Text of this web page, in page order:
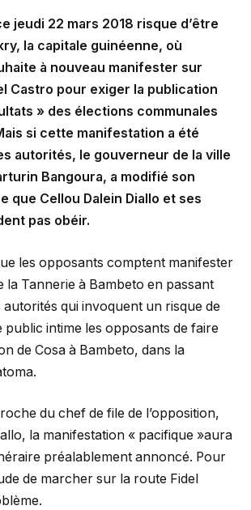
jeudi 22 mars 2018 risque d’être
la capitale guinéenne, où
à nouveau manifester sur
Castro pour exiger la publication
» des élections communales
si cette manifestation a été
autorités, le gouverneur de la ville
Bangoura, a modifié son
que Cellou Dalein Diallo et ses
pas obéir.
les opposants comptent manifester
la Tannerie à Bambeto en passant
autorités qui invoquent un risque de
public intime les opposants de faire
de Cosa à Bambeto, dans la
du chef de file de l’opposition,
la manifestation « pacifique »aura
préalablement annoncé. Pour
de marcher sur la route Fidel